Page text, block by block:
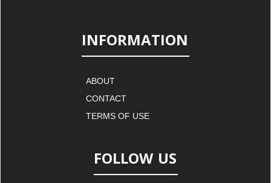
INFORMATION
ABOUT
CONTACT
TERMS OF USE
FOLLOW US